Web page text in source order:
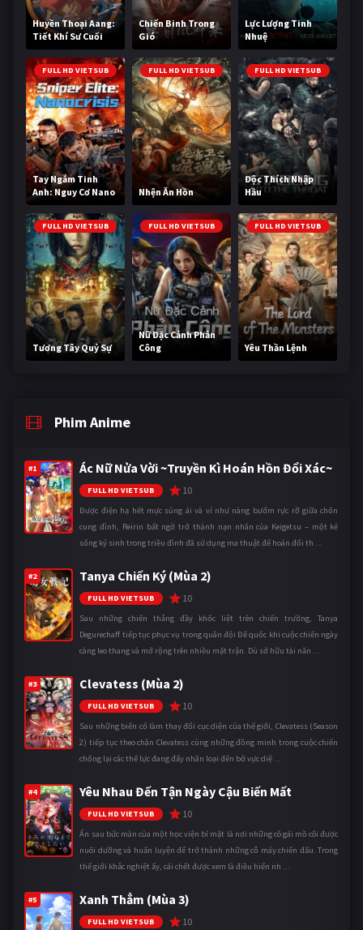
Huyền Thoại Aang:
Tiết Khí Sư Cuối
Cùng
Chiến Binh Trong
Gió
Lực Lượng Tinh
Nhuệ
FULL HD VIETSUB
Tay Ngắm Tinh
Anh: Nguy Cơ Nano
FULL HD VIETSUB
Nhện Ăn Hồn
FULL HD VIETSUB
Độc Thích Nhập
Hầu
FULL HD VIETSUB
Tương Tây Quỷ Sự
FULL HD VIETSUB
Nữ Đặc Cảnh Phản
Công
FULL HD VIETSUB
Yêu Thần Lệnh
Phim Anime
#1 Ác Nữ Nửa Vời ~Truyền Kì Hoán Hồn Đổi Xác~
FULL HD VIETSUB 10
Được điện hạ hết mực sủng ái và ví như nàng bướm rực rỡ giữa chốn
cung đình, Reirin bất ngờ trở thành nạn nhân của Keigetsu – một kẻ
sống ký sinh trong triều đình đã sử dụng ma thuật để hoán đổi th ...
#2 Tanya Chiến Ký (Mùa 2)
FULL HD VIETSUB 10
Sau những chiến thắng đầy khốc liệt trên chiến trường, Tanya
Degurechaff tiếp tục phục vụ trong quân đội Đế quốc khi cuộc chiến ngày
càng leo thang và mở rộng trên nhiều mặt trận. Dù sở hữu tài năn ...
#3 Clevatess (Mùa 2)
FULL HD VIETSUB 10
Sau những biến cố làm thay đổi cục diện của thế giới, Clevatess (Season
2) tiếp tục theo chân Clevatess cùng những đồng minh trong cuộc chiến
chống lại các thế lực đang đẩy nhân loại đến bờ vực diệ ...
#4 Yêu Nhau Đến Tận Ngày Cậu Biến Mất
FULL HD VIETSUB 10
Ẩn sau bức màn của một học viện bí mật là nơi những cô gái mồ côi được
nuôi dưỡng và huấn luyện để trở thành những cỗ máy chiến đấu. Trong
thế giới khắc nghiệt ấy, cái chết được xem là điều hiển nh ...
#5 Xanh Thẳm (Mùa 3)
FULL HD VIETSUB 10